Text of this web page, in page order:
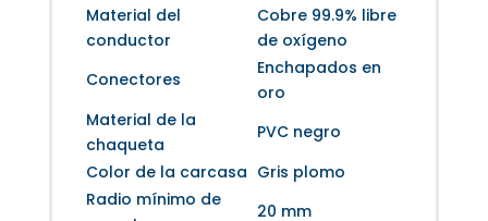
Material del
conductor
Cobre 99.9% libre
de oxígeno
Conectores
Enchapados en
oro
Material de la
chaqueta
PVC negro
Color de la carcasa Gris plomo
Radio mínimo de
20 mm